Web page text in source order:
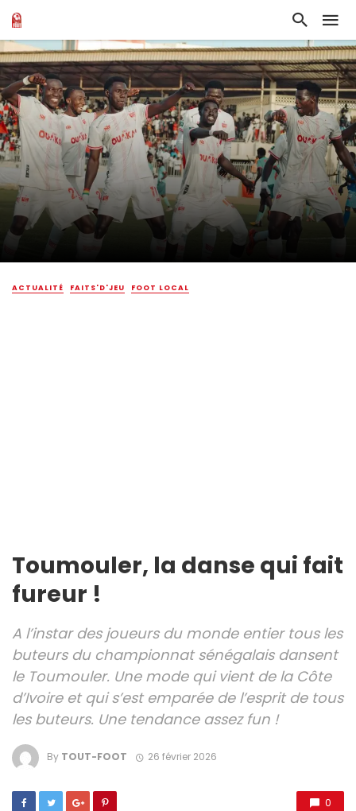
ACTUALITÉ FAITS'D'JEU FOOT LOCAL
Toumouler, la danse qui fait
fureur !
A l’instar des joueurs du monde entier tous les
buteurs du championnat sénégalais dansent
le Toumouler. Une mode qui vient de la Côte
d’Ivoire et qui s’est emparée de l’esprit de tous
les buteurs. Une tendance assez fun !
By TOUT-FOOT 26 février 2026
0